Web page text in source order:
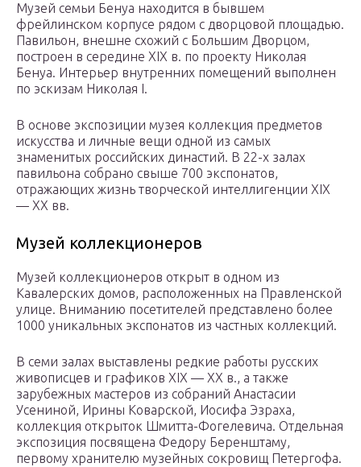
Музей семьи Бенуа находится в бывшем
фрейлинском корпусе рядом с дворцовой площадью.
Павильон, внешне схожий с Большим Дворцом,
построен в середине XIX в. по проекту Николая
Бенуа. Интерьер внутренних помещений выполнен
по эскизам Николая I.
В основе экспозиции музея коллекция предметов
искусства и личные вещи одной из самых
знаменитых российских династий. В 22-х залах
павильона собрано свыше 700 экспонатов,
отражающих жизнь творческой интеллигенции XIX
— XX вв.
Музей коллекционеров
Музей коллекционеров открыт в одном из
Кавалерских домов, расположенных на Правленской
улице. Вниманию посетителей представлено более
1000 уникальных экспонатов из частных коллекций.
В семи залах выставлены редкие работы русских
живописцев и графиков XIX — XX в., а также
зарубежных мастеров из собраний Анастасии
Усениной, Ирины Коварской, Иосифа Эзраха,
коллекция открыток Шмитта-Фогелевича. Отдельная
экспозиция посвящена Федору Беренштаму,
первому хранителю музейных сокровищ Петергофа.